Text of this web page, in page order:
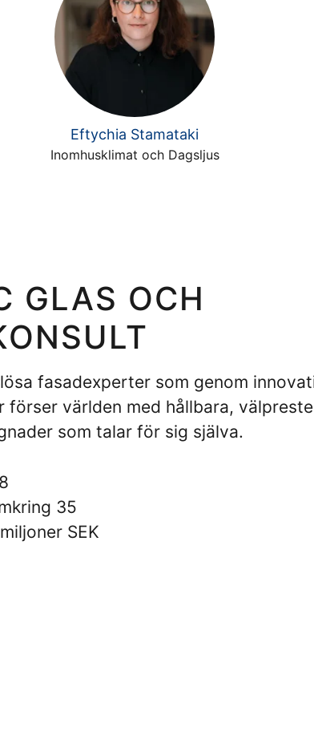
Eftychia Stamataki
Inomhusklimat och Dagsljus
GLAS OCH
fasadexperter som genom
förser världen med hållbara,
som talar för sig själva.
35
SEK